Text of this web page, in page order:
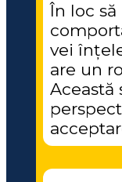
În loc
vei
are un
Această